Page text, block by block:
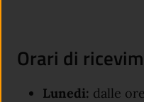
Orari di
Lunedi: dalle